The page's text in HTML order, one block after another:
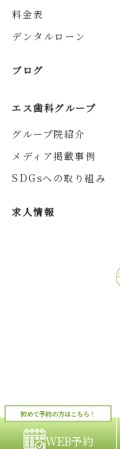
料金表
デンタルローン
ブログ
エス歯科グループ
グループ院紹介
メディア掲載事例
SDGsへの取り組み
求人情報
WEB予約